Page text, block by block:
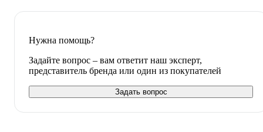
Нужна помощь?
Задайте вопрос – вам ответит наш эксперт,
представитель бренда или один из покупателей
Задать вопрос